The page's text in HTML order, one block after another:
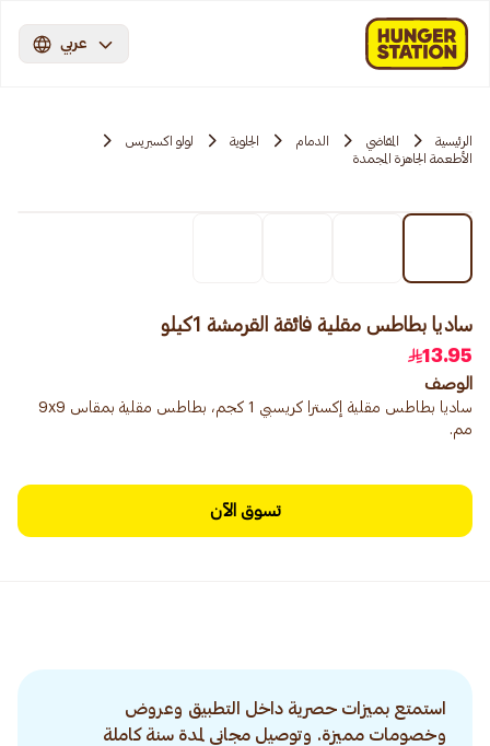
عربي
الرئيسية المقاضي الدمام الجلوية
لولو اكسبريس
الأطعمة الجاهزة المجمدة
ساديا بطاطس مقلية فائقة القرمشة 1كيلو
13.95
الوصف
ساديا بطاطس مقلية إكسترا كريسبي 1 كجم، بطاطس مقلية بمقاس 9x9
مم.
تسوق الآن
استمتع بميزات حصرية داخل التطبيق وعروض
وخصومات مميزة. وتوصيل مجاني لمدة سنة كاملة